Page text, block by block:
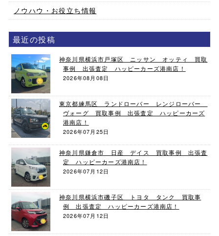
ノウハウ・お役立ち情報
最近の投稿
神奈川県横浜市戸塚区 ニッサン オッティ 買取
事例 出張査定 ハッピーカーズ港南店！
2026年08月08日
東京都練馬区 ランドローバー レンジローバー
ヴォーグ 買取事例 出張査定 ハッピーカーズ
港南店！
2026年07月25日
神奈川県鎌倉市 日産 デイス 買取事例 出張査
定 ハッピーカーズ港南店！
2026年07月12日
神奈川県横浜市磯子区 トヨタ タンク 買取事
例 出張査定 ハッピーカーズ港南店！
2026年07月12日